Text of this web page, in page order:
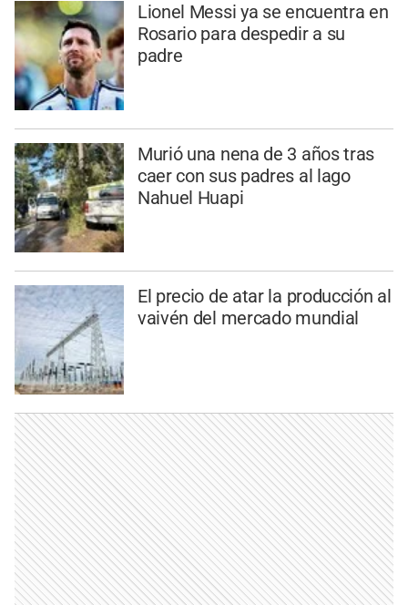
Lionel Messi ya se encuentra en
Rosario para despedir a su
padre
Murió una nena de 3 años tras
caer con sus padres al lago
Nahuel Huapi
El precio de atar la producción al
vaivén del mercado mundial